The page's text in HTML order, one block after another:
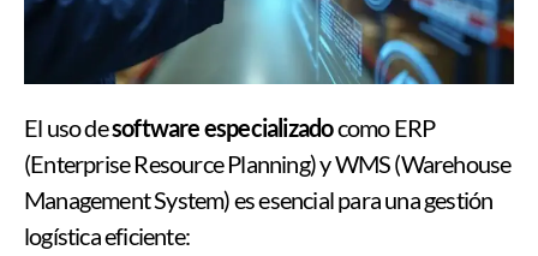
El uso desoftware especializadocomo ERP
(Enterprise Resource Planning) y WMS (Warehouse
Management System) es esencial para una gestión
logística eficiente: